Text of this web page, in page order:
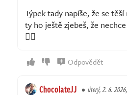
Týpek tady napíše, že se
ty ho ještě zjebeš, že
🤦‍♂️
Odpovědět
ChocolateJJ úterý, 2. 6.